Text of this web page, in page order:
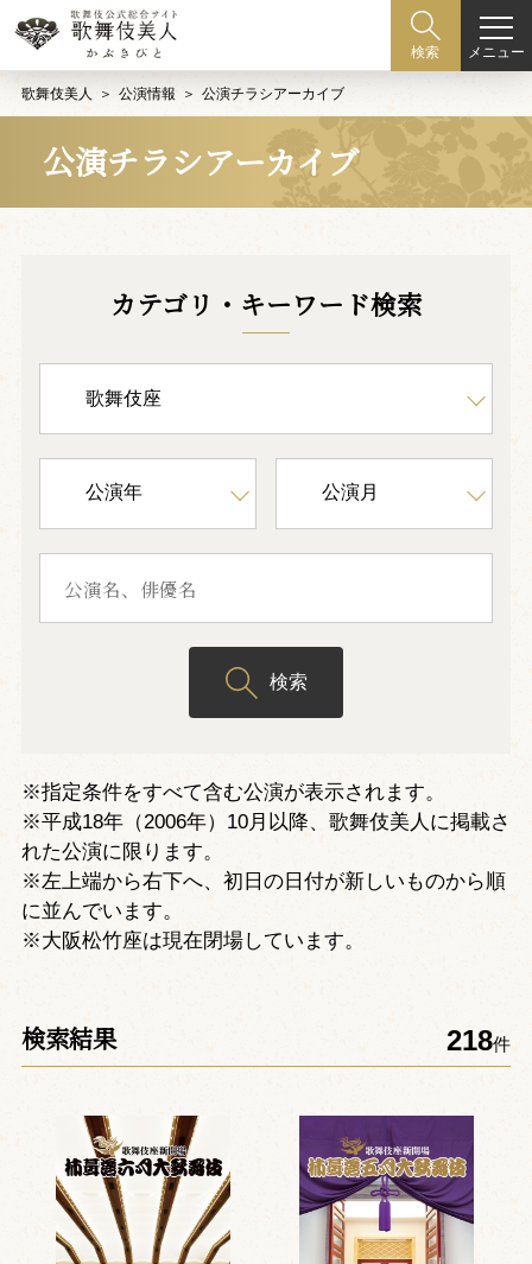
検索 メニュー
歌舞伎美人 公演情報 公演チラシアーカイブ
公演チラシアーカイブ
カテゴリ・キーワード検索
検索
※指定条件をすべて含む公演が表示されます。
※平成18年（2006年）10月以降、歌舞伎美人に掲載さ
れた公演に限ります。
※左上端から右下へ、初日の日付が新しいものから順
に並んでいます。
※大阪松竹座は現在閉場しています。
検索結果 218件